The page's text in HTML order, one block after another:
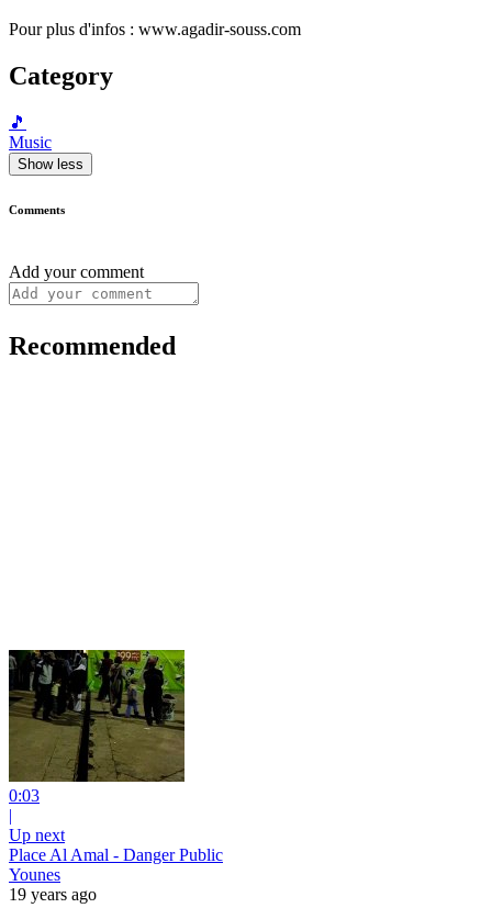
Pour plus d'infos : www.agadir-souss.com
Category
🎵
Music
Show less
Comments
Add your comment
Recommended
0:03
|
Up next
Place Al Amal - Danger Public
Younes
19 years ago